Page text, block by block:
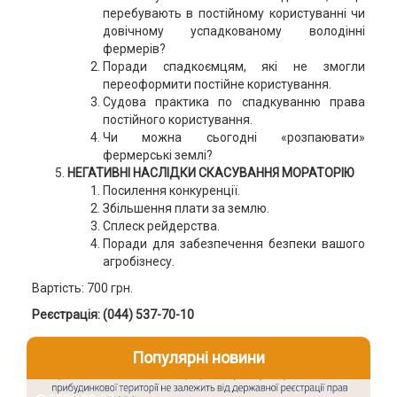
перебувають в постійному користуванні чи
довічному успадкованому володінні
фермерів?
Поради спадкоємцям, які не змогли
переоформити постійне користування.
Судова практика по спадкуванню права
постійного користування.
Чи можна сьогодні «розпаювати»
фермерські землі?
НЕГАТИВНІ НАСЛІДКИ СКАСУВАННЯ МОРАТОРІЮ
Посилення конкуренції.
Збільшення плати за землю.
Сплеск рейдерства.
Поради для забезпечення безпеки вашого
агробізнесу.
Вартість: 700 грн.
Реєстрація: (044) 537-70-10
Популярні новини